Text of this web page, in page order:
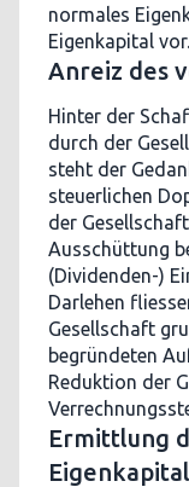
normales
Eigenkapital vor.
Anreiz des
Hinter der
durch der
steht der
steuerlichen
der
Ausschüttung
(Dividenden-)
Darlehen
Gesellschaft
begründeten
Reduktion der
Ermittlung